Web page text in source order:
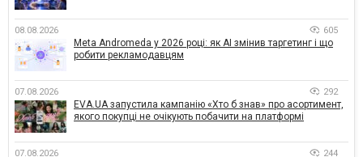
08.08.2026 605
Meta Andromeda у 2026 році: як AI змінив таргетинг і що
робити рекламодавцям
07.08.2026 292
EVA.UA запустила кампанію «Хто б знав» про асортимент,
якого покупці не очікують побачити на платформі
07.08.2026 244